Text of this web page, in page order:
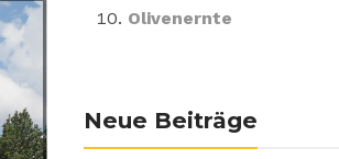
Olivenernte
Neue Beiträge